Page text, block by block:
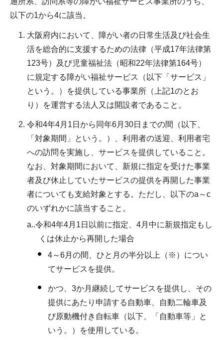
以下の1から4に該当。
大阪府内において、障がい者の日常生活及び社会生
活を総合的に支援するための法律（平成17年法律第
123号）及び児童福祉法（昭和22年法律第164号）
に規定する障がい福祉サービス（以下「サービス」
という。）を提供している事業所（上記1のとお
り）を運営する法人又は開設者であること。
令和4年4月1日から同年6月30日までの間（以下、
「対象期間」という。）、利用者の送迎、利用者宅
への訪問を実施し、サービスを提供していること。
なお、対象期間において、新規に指定を受けた事業
者及び休止していたサービスの提供を再開した事業
者についても支給対象とする。ただし、以下のa～c
のいずれかに該当すること。
a..令和4年4月1日以前に指定、4月中に新規指定もし
くは休止から再開した場合
4～6月の間、ひと月の半分以上（※）につい
てサービスを提供。
かつ、3か月継続してサービスを提供し、その
提供にあたり申請する自動車、自動二輪車及
び原動機付き自転車（以下、「自動車等」と
いう。）を使用している。